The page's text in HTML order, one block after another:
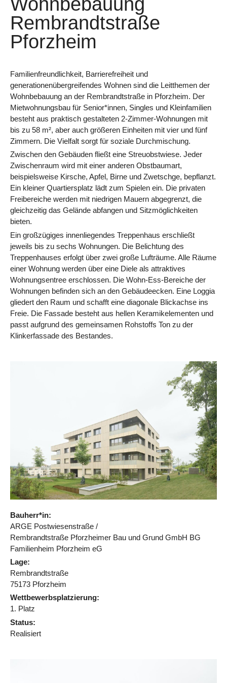
Rembrandtstraße
Pforzheim
Familienfreundlichkeit, Barrierefreiheit und
generationenübergreifendes Wohnen sind die Leitthemen der
Wohnbebauung an der Rembrandtstraße in Pforzheim. Der
Mietwohnungsbau für Senior*innen, Singles und Kleinfamilien
besteht aus praktisch gestalteten 2-Zimmer-Wohnungen mit
bis zu 58 m², aber auch größeren Einheiten mit vier und fünf
Zimmern. Die Vielfalt sorgt für soziale Durchmischung.
Zwischen den Gebäuden fließt eine Streuobstwiese. Jeder
Zwischenraum wird mit einer anderen Obstbaumart,
beispielsweise Kirsche, Apfel, Birne und Zwetschge, bepflanzt.
Ein kleiner Quartiersplatz lädt zum Spielen ein. Die privaten
Freibereiche werden mit niedrigen Mauern abgegrenzt, die
gleichzeitig das Gelände abfangen und Sitzmöglichkeiten
bieten.
Ein großzügiges innenliegendes Treppenhaus erschließt
jeweils bis zu sechs Wohnungen. Die Belichtung des
Treppenhauses erfolgt über zwei große Lufträume. Alle Räume
einer Wohnung werden über eine Diele als attraktives
Wohnungsentree erschlossen. Die Wohn-Ess-Bereiche der
Wohnungen befinden sich an den Gebäudeecken. Eine Loggia
gliedert den Raum und schafft eine diagonale Blickachse ins
Freie. Die Fassade besteht aus hellen Keramikelementen und
passt aufgrund des gemeinsamen Rohstoffs Ton zu der
Klinkerfassade des Bestandes.
Bauherr*in:
ARGE Postwiesenstraße /
Rembrandtstraße Pforzheimer Bau und Grund GmbH BG
Familienheim Pforzheim eG
Lage:
Rembrandtstraße
75173 Pforzheim
Wettbewerbsplatzierung:
1. Platz
Status:
Realisiert